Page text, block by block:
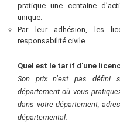
pratique une centaine
unique.
Par leur adhésion, les
responsabilité civile.
Quel est le tarif d'une
Son prix n’est pas défini
département où vous
dans votre département,
départemental.